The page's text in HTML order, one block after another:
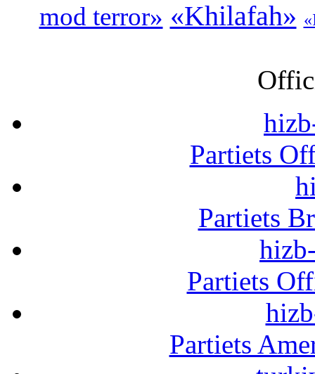
mod terror» «Khilafah»
Partiets
Partiets
Partiets
Partiets